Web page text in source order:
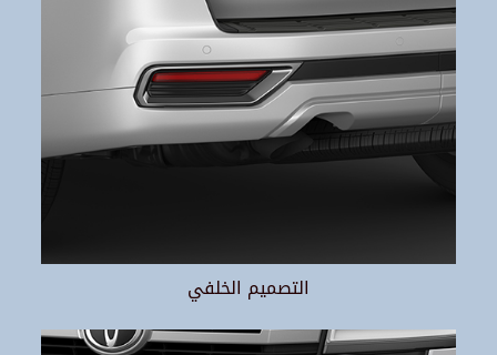
التصميم الخلفي